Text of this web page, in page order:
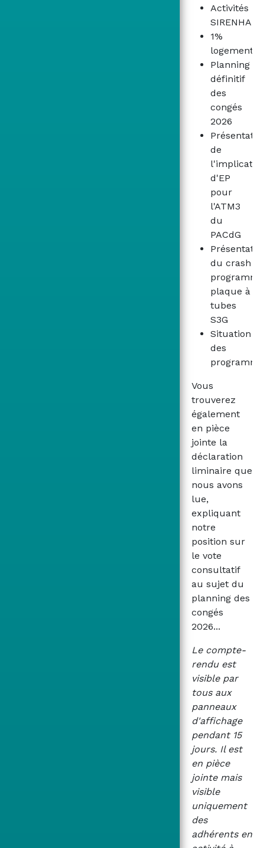
Activités
SIRENHA
1%
logement
Planning
définitif
des
congés
2026
de
d'EP
pour
l'ATM3
du
PACdG
du crash
programme
plaque à
tubes
S3G
Situation
des
Vous
trouverez
également
en pièce
jointe la
déclaration
liminaire que
nous avons
lue,
expliquant
notre
position sur
le vote
consultatif
au sujet du
planning des
congés
2026...
Le compte-
rendu est
visible par
tous aux
panneaux
d'affichage
pendant 15
jours. Il est
en pièce
jointe mais
visible
uniquement
des
adhérents en